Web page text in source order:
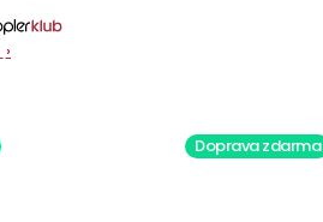
›
Doprava zdarma